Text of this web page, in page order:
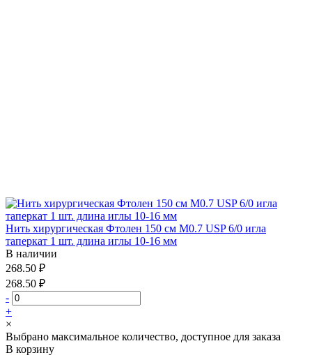
Нить хирургическая Фтолен 150 см М0.7 USP 6/0 игла
таперкат 1 шт. длина иглы 10-16 мм
В наличии
268.50 ₽
268.50 ₽
-
+
×
Выбрано максимальное количество, доступное для заказа
В корзину